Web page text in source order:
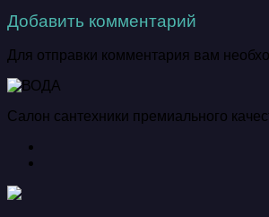
Добавить комментарий
Для отправки комментария вам
Салон сантехники премиального